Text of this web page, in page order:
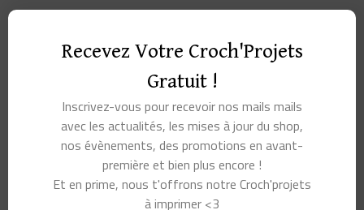
Crochets d’ouvrage et tunisiens (38)
(5)
Dérouleurs (7)
Divers petits accessoires (65)
Fils à crocheter ou à tricoter
Kits à crocheter (53)
Recevez Votre Croch'Projets
Gratuit !
Inscrivez-vous pour recevoir nos mails mails
avec les actualités, les mises à jour du shop,
nos évènements, des promotions en avant-
première et bien plus encore !
Et en prime, nous t'offrons notre Croch'projets
à imprimer <3